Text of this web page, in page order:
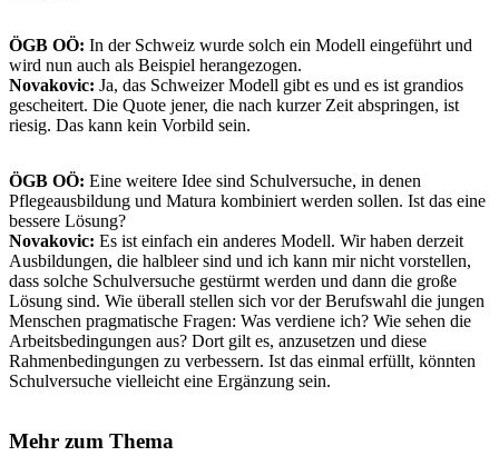
ÖGB OÖ: In der Schweiz wurde solch ein Modell eingeführt und
wird nun auch als Beispiel herangezogen.
Novakovic: Ja, das Schweizer Modell gibt es und es ist grandios
gescheitert. Die Quote jener, die nach kurzer Zeit abspringen, ist
riesig. Das kann kein Vorbild sein.
ÖGB OÖ: Eine weitere Idee sind Schulversuche, in denen
Pflegeausbildung und Matura kombiniert werden sollen. Ist das eine
bessere Lösung?
Novakovic: Es ist einfach ein anderes Modell. Wir haben derzeit
Ausbildungen, die halbleer sind und ich kann mir nicht vorstellen,
dass solche Schulversuche gestürmt werden und dann die große
Lösung sind. Wie überall stellen sich vor der Berufswahl die jungen
Menschen pragmatische Fragen: Was verdiene ich? Wie sehen die
Arbeitsbedingungen aus? Dort gilt es, anzusetzen und diese
Rahmenbedingungen zu verbessern. Ist das einmal erfüllt, könnten
Schulversuche vielleicht eine Ergänzung sein.
Mehr zum Thema